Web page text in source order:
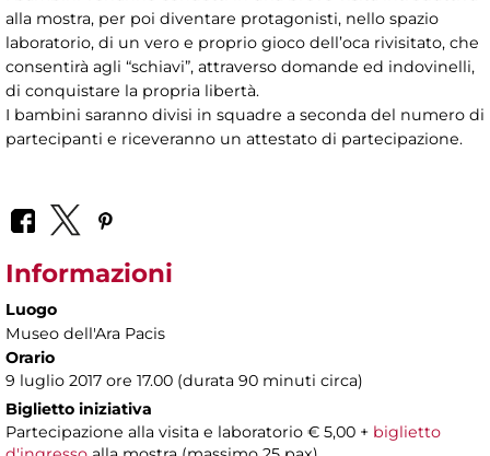
alla mostra, per poi diventare protagonisti, nello spazio
laboratorio, di un vero e proprio gioco dell’oca rivisitato, che
consentirà agli “schiavi”, attraverso domande ed indovinelli,
di conquistare la propria libertà.
I bambini saranno divisi in squadre a seconda del numero di
partecipanti e riceveranno un attestato di partecipazione.
Informazioni
Luogo
Museo dell'Ara Pacis
Orario
9 luglio 2017 ore 17.00 (durata 90 minuti circa)
Biglietto iniziativa
Partecipazione alla visita e laboratorio € 5,00 + biglietto